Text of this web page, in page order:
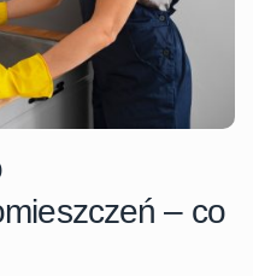
– co